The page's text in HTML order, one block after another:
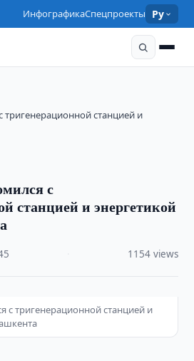
ИнфографикаСпецпроекты Ру
тригенерационной станцией и
с
станцией и энергетикой
1154 views
с тригенерационной станцией и